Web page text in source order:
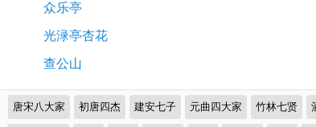
翻
译
及
赏
析
众乐亭
光渌亭杏花
查公山
诗
词
唐宋八大家 初唐四杰 建安七子 元曲四大家 竹林七贤